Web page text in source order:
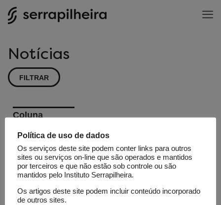
Notícias
FILTRAR
Coluna
Fundamental
Precisamos
falar do
“desmatamento”
do Pampa
Política de uso de dados
Os serviços deste site podem conter links para outros
sites ou serviços on-line que são operados e mantidos
por terceiros e que não estão sob controle ou são
mantidos pelo Instituto Serrapilheira.
Os artigos deste site podem incluir conteúdo incorporado
de outros sites.